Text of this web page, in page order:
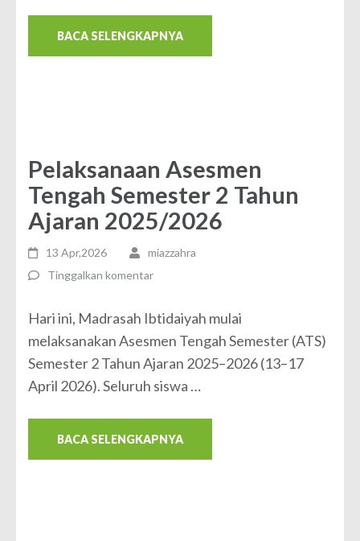
BACA SELENGKAPNYA
Pelaksanaan Asesmen
Tengah Semester 2 Tahun
Ajaran 2025/2026
13 Apr,2026
miazzahra
Tinggalkan komentar
Hari ini, Madrasah Ibtidaiyah mulai
melaksanakan Asesmen Tengah Semester (ATS)
Semester 2 Tahun Ajaran 2025–2026 (13–17
April 2026). Seluruh siswa …
BACA SELENGKAPNYA